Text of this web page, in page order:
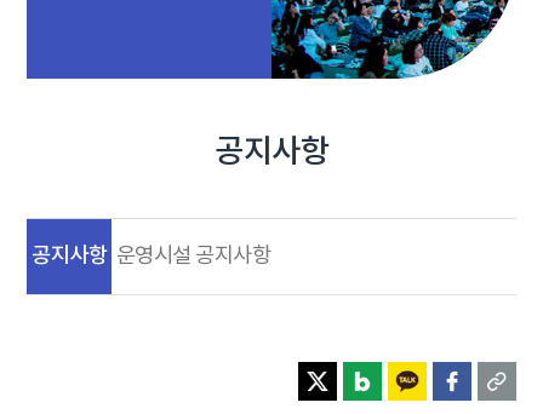
공지사항
공지사항 운영시설 공지사항